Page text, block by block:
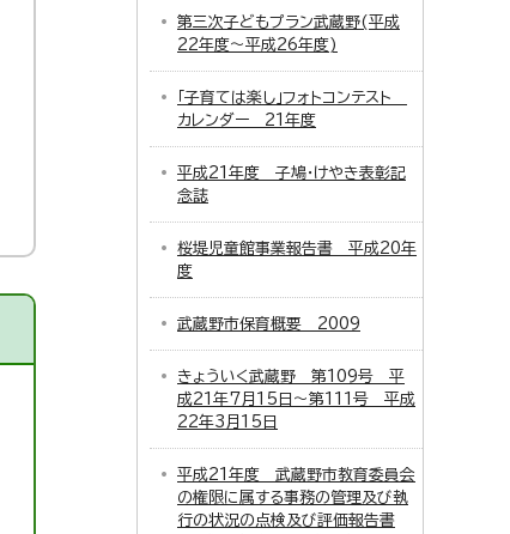
第三次子どもプラン武蔵野(平成
22年度～平成26年度)
「子育ては楽し」フォトコンテスト
カレンダー 21年度
平成21年度 子鳩・けやき表彰記
念誌
桜堤児童館事業報告書 平成20年
度
武蔵野市保育概要 2009
きょういく武蔵野 第109号 平
成21年7月15日～第111号 平成
22年3月15日
平成21年度 武蔵野市教育委員会
の権限に属する事務の管理及び執
行の状況の点検及び評価報告書